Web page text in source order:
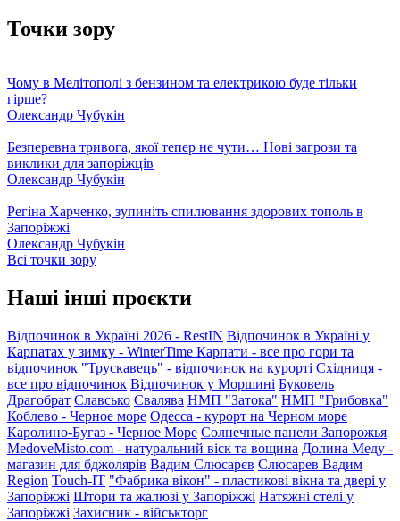
Точки зору
Чому в Мелітополі з бензином та електрикою буде тільки
гірше?
Олександр Чубукін
Безперевна тривога, якої тепер не чути… Нові загрози та
виклики для запоріжців
Олександр Чубукін
Регіна Харченко, зупиніть спилювання здорових тополь в
Запоріжжі
Олександр Чубукін
Всі точки зору
Наші інші проєкти
Відпочинок в Україні 2026 - RestIN Відпочинок в Україні у
Карпатах у зимку - WinterTime Карпати - все про гори та
відпочинок "Трускавець" - відпочинок на курорті Східниця -
все про відпочинок Відпочинок у Моршині Буковель
Драгобрат Славсько Свалява НМП "Затока" НМП "Грибовка"
Коблево - Черное море Одесса - курорт на Черном море
Каролино-Бугаз - Черное Море Солнечные панели Запорожья
MedoveMisto.com - натуральний віск та вощина Долина Меду -
магазин для бджолярів Вадим Слюсарєв Слюсарев Вадим
Region Touch-IT "Фабрика вікон" - пластикові вікна та двері у
Запоріжжі Штори та жалюзі у Запоріжжі Натяжні стелі у
Запоріжжі Захисник - військторг